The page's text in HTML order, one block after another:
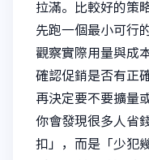
拉滿。比較好的策
先跑一個最小可行
觀察實際用量與成
確認促銷是否有正
再決定要不要擴量
你會發現很多人省
扣」，而是「少犯